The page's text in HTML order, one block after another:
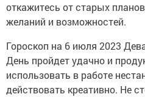
откажитесь от старых
желаний и возможностей.
Гороскоп на 6 июля 2023
День пройдет удачно и
использовать в работе
действовать креативно. Не